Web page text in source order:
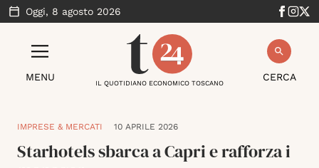
Oggi, 8 agosto 2026
MENU CERCA
IL QUOTIDIANO ECONOMICO TOSCANO
IMPRESE & MERCATI 10 APRILE 2026
Starhotels sbarca a Capri e rafforza i